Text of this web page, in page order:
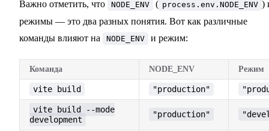
Важно отметить, что NODE_ENV ( process.env.NODE_ENV )
режимы — это два разных понятия. Вот как различные
команды влияют на
NODE_ENV и режим:
Команда NODE_ENV Режим
vite build "production"
vite build --mode
development
"production"